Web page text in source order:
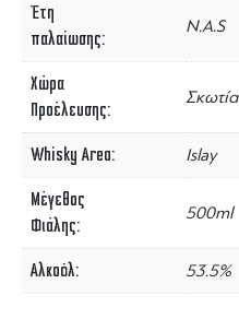
Έτη
παλαίωσης
N.A.S
Χώρα
Προέλευσης
Σκωτία
Whisky Area Islay
Μέγεθος
Φιάλης
500ml
Αλκοόλ 53.5%